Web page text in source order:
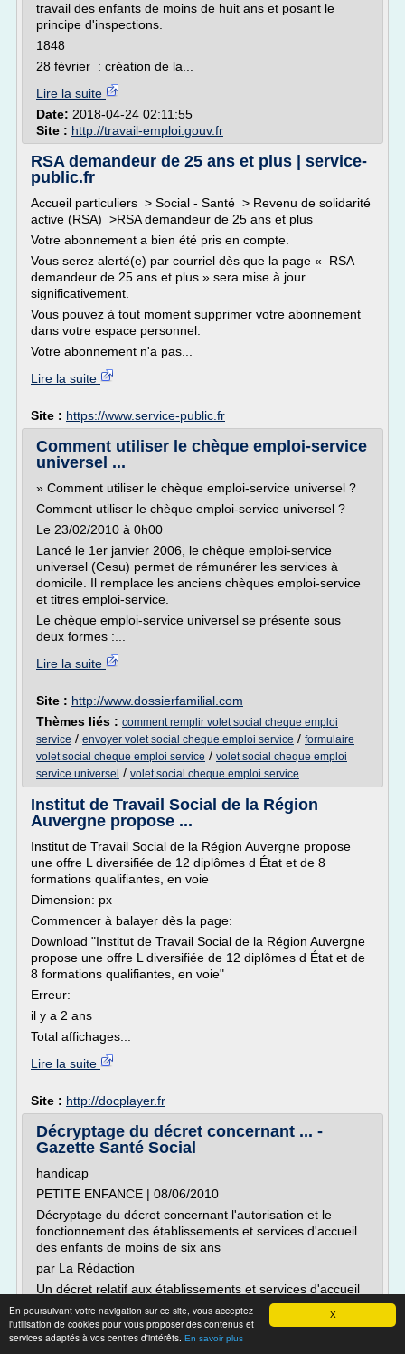
X
En poursuivant votre navigation sur ce site, vous acceptez
l'utilisation de cookies pour vous proposer des contenus et
services adaptés à vos centres d'intérêts. En savoir plus
travail des enfants de moins de huit ans et posant le
principe d'inspections.
1848
28 février : création de la...
Lire la suite
Date: 2018-04-24 02:11:55
Site : http://travail-emploi.gouv.fr
RSA demandeur de 25 ans et plus | service-
public.fr
Accueil particuliers > Social - Santé > Revenu de solidarité
active (RSA) >RSA demandeur de 25 ans et plus
Votre abonnement a bien été pris en compte.
Vous serez alerté(e) par courriel dès que la page « RSA
demandeur de 25 ans et plus » sera mise à jour
significativement.
Vous pouvez à tout moment supprimer votre abonnement
dans votre espace personnel.
Votre abonnement n'a pas...
Lire la suite
Site : https://www.service-public.fr
Comment utiliser le chèque emploi-service
universel ...
» Comment utiliser le chèque emploi-service universel ?
Comment utiliser le chèque emploi-service universel ?
Le 23/02/2010 à 0h00
Lancé le 1er janvier 2006, le chèque emploi-service
universel (Cesu) permet de rémunérer les services à
domicile. Il remplace les anciens chèques emploi-service
et titres emploi-service.
Le chèque emploi-service universel se présente sous
deux formes :...
Lire la suite
Site : http://www.dossierfamilial.com
Thèmes liés : comment remplir volet social cheque emploi
service / envoyer volet social cheque emploi service / formulaire
volet social cheque emploi service / volet social cheque emploi
service universel / volet social cheque emploi service
Institut de Travail Social de la Région
Auvergne propose ...
Institut de Travail Social de la Région Auvergne propose
une offre L diversifiée de 12 diplômes d État et de 8
formations qualifiantes, en voie
Dimension: px
Commencer à balayer dès la page:
Download "Institut de Travail Social de la Région Auvergne
propose une offre L diversifiée de 12 diplômes d État et de
8 formations qualifiantes, en voie"
Erreur:
il y a 2 ans
Total affichages...
Lire la suite
Site : http://docplayer.fr
Décryptage du décret concernant ... -
Gazette Santé Social
handicap
PETITE ENFANCE | 08/06/2010
Décryptage du décret concernant l'autorisation et le
fonctionnement des établissements et services d'accueil
des enfants de moins de six ans
par La Rédaction
Un décret relatif aux établissements et services d'accueil
des enfants de moins de six ans précise que les
établissements et les services d'accueil non permanent
d'enfants veillent à la santé,...